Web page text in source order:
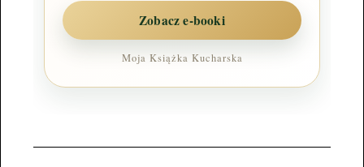
Zobacz e-booki
Moja Książka Kucharska